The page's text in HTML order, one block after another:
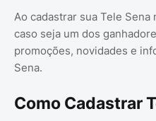
Ao cadastrar sua Tele
caso seja um dos
promoções, novidades e
Sena.
Como Cadastrar